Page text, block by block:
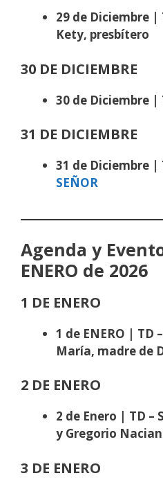
29 de Diciembre |
Kety, presbítero
30 DE DICIEMBRE
30 de Diciembre |
31 DE DICIEMBRE
31 de Diciembre |
SEÑOR
Agenda y
ENERO de 2026
1 DE ENERO
1 de ENERO | TD –
María, madre de
2 DE ENERO
2 de Enero | TD –
y Gregorio
3 DE ENERO